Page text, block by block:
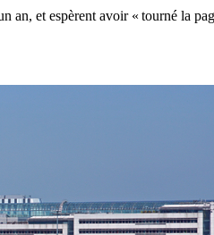
an, et espèrent avoir « tourné la